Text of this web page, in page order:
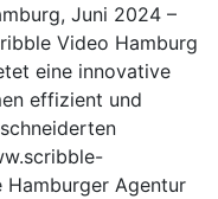
Juni 2024 –
Video Hamburg
eine innovative
effizient und
Agentur